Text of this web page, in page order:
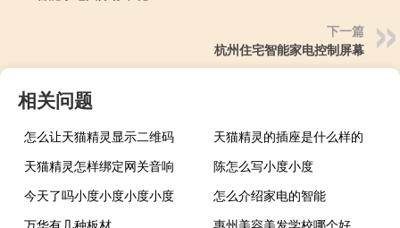
下一篇
杭州住宅智能家电控制屏幕
相关问题
怎么让天猫精灵显示二维码
天猫精灵的插座是什么样的
天猫精灵怎样绑定网关音响
陈怎么写小度小度
今天了吗小度小度小度小度
怎么介绍家电的智能
万华有几种板材
惠州美容美发学校哪个好